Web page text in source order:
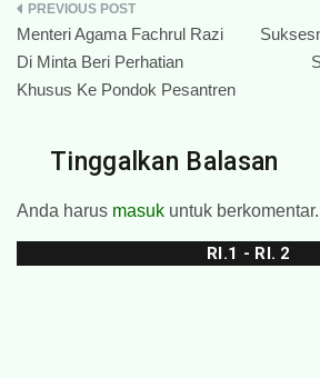
Navigasi
pos
Menteri Agama Fachrul Razi
Di Minta Beri Perhatian
Khusus Ke Pondok Pesantren
Tinggalkan Balasan
Anda harus masuk untuk berkomentar.
RI.1 - RI. 2